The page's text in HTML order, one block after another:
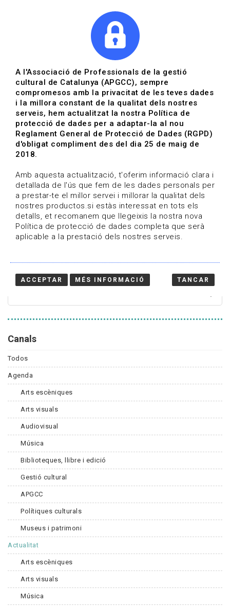
Actualitza't
Vols estar al dia?
HOME / BLOG
Estigues al dia
Convocatòries, activitats i notícies del sector de la
cultura.
Canals
Todos
Agenda
Arts escèniques
Arts visuals
Audiovisual
Música
Biblioteques, llibre i edició
Gestió cultural
APGCC
Polítiques culturals
Museus i patrimoni
Actualitat
Arts escèniques
Arts visuals
Música
A l'Associació de Professionals de la gestió
cultural de Catalunya (APGCC), sempre
compromesos amb la privacitat de les teves dades
i la millora constant de la qualitat dels nostres
serveis, hem actualitzat la nostra Política de
protecció de dades per a adaptar-la al nou
Reglament General de Protecció de Dades (RGPD)
d'obligat compliment des del dia 25 de maig de
2018.
Amb aquesta actualització, t'oferim informació clara i
detallada de l'ús que fem de les dades personals per
a prestar-te el millor servei i millorar la qualitat dels
nostres productos.si estàs interessat en tots els
detalls, et recomanem que llegeixis la nostra nova
Política de protecció de dades completa que serà
aplicable a la prestació dels nostres serveis.
ACCEPTAR MÉS INFORMACIÓ TANCAR